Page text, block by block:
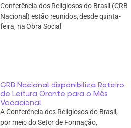
Conferência dos Religiosos do Brasil (CRB
Nacional) estão reunidos, desde quinta-
feira, na Obra Social
CRB Nacional disponibiliza Roteiro
de Leitura Orante para o Mês
Vocacional
A Conferência dos Religiosos do Brasil,
por meio do Setor de Formação,